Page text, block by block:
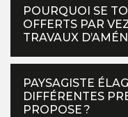
POURQUOI SE
OFFERTS PAR
TRAVAUX
PAYSAGISTE
DIFFÉRENTES
PROPOSE ?